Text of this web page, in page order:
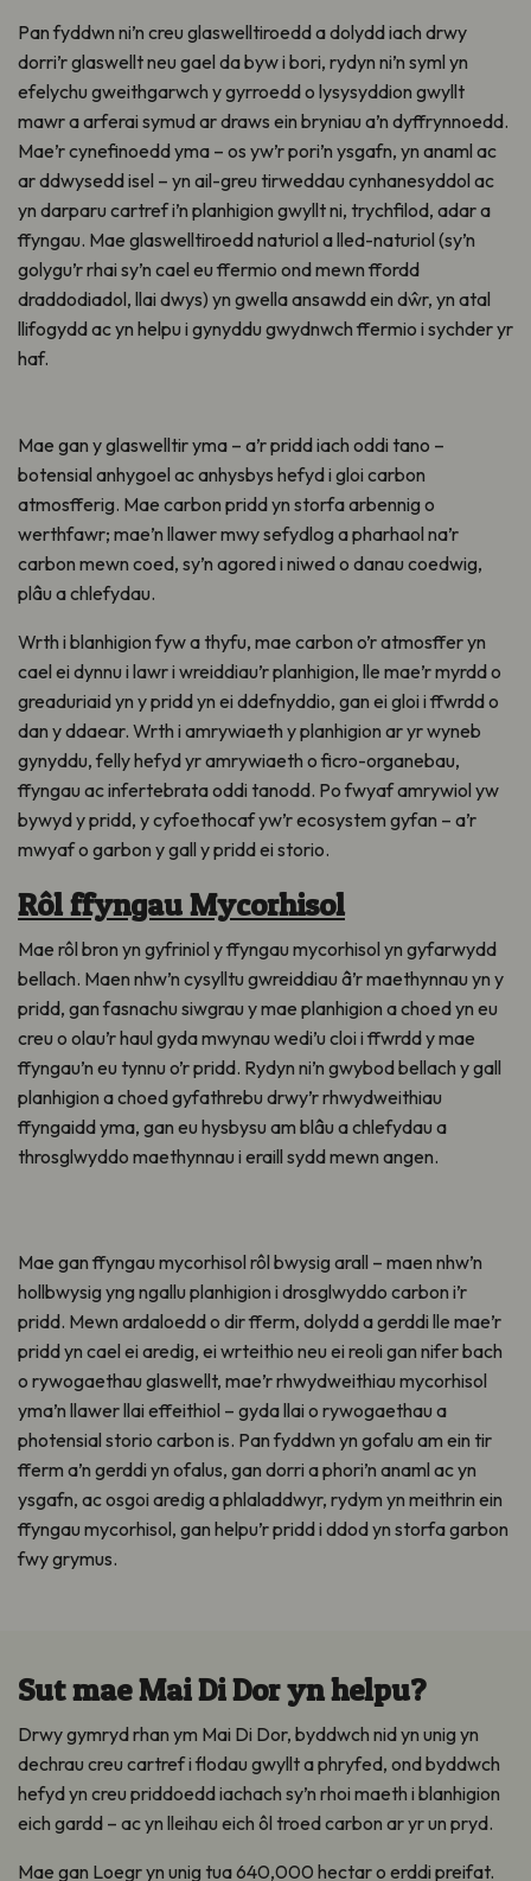
Pan fyddwn ni’n creu glaswelltiroedd a dolydd iach drwy
dorri’r glaswellt neu gael da byw i bori, rydyn ni’n syml yn
efelychu gweithgarwch y gyrroedd o lysysyddion gwyllt
mawr a arferai symud ar draws ein bryniau a’n dyffrynnoedd.
Mae’r cynefinoedd yma – os yw’r pori’n ysgafn, yn anaml ac
ar ddwysedd isel – yn ail-greu tirweddau cynhanesyddol ac
yn darparu cartref i’n planhigion gwyllt ni, trychfilod, adar a
ffyngau. Mae glaswelltiroedd naturiol a lled-naturiol (sy’n
golygu’r rhai sy’n cael eu ffermio ond mewn ffordd
draddodiadol, llai dwys) yn gwella ansawdd ein dŵr, yn atal
llifogydd ac yn helpu i gynyddu gwydnwch ffermio i sychder yr
haf.
Mae gan y glaswelltir yma – a’r pridd iach oddi tano –
botensial anhygoel ac anhysbys hefyd i gloi carbon
atmosfferig. Mae carbon pridd yn storfa arbennig o
werthfawr; mae’n llawer mwy sefydlog a pharhaol na’r
carbon mewn coed, sy’n agored i niwed o danau coedwig,
plâu a chlefydau.
Wrth i blanhigion fyw a thyfu, mae carbon o’r atmosffer yn
cael ei dynnu i lawr i wreiddiau’r planhigion, lle mae’r myrdd o
greaduriaid yn y pridd yn ei ddefnyddio, gan ei gloi i ffwrdd o
dan y ddaear. Wrth i amrywiaeth y planhigion ar yr wyneb
gynyddu, felly hefyd yr amrywiaeth o ficro-organebau,
ffyngau ac infertebrata oddi tanodd. Po fwyaf amrywiol yw
bywyd y pridd, y cyfoethocaf yw’r ecosystem gyfan – a’r
mwyaf o garbon y gall y pridd ei storio.
Rôl ffyngau Mycorhisol
Mae rôl bron yn gyfriniol y ffyngau mycorhisol yn gyfarwydd
bellach. Maen nhw’n cysylltu gwreiddiau â’r maethynnau yn y
pridd, gan fasnachu siwgrau y mae planhigion a choed yn eu
creu o olau’r haul gyda mwynau wedi’u cloi i ffwrdd y mae
ffyngau’n eu tynnu o’r pridd. Rydyn ni’n gwybod bellach y gall
planhigion a choed gyfathrebu drwy’r rhwydweithiau
ffyngaidd yma, gan eu hysbysu am blâu a chlefydau a
throsglwyddo maethynnau i eraill sydd mewn angen.
Mae gan ffyngau mycorhisol rôl bwysig arall – maen nhw’n
hollbwysig yng ngallu planhigion i drosglwyddo carbon i’r
pridd. Mewn ardaloedd o dir fferm, dolydd a gerddi lle mae’r
pridd yn cael ei aredig, ei wrteithio neu ei reoli gan nifer bach
o rywogaethau glaswellt, mae’r rhwydweithiau mycorhisol
yma’n llawer llai effeithiol – gyda llai o rywogaethau a
photensial storio carbon is. Pan fyddwn yn gofalu am ein tir
fferm a’n gerddi yn ofalus, gan dorri a phori’n anaml ac yn
ysgafn, ac osgoi aredig a phlaladdwyr, rydym yn meithrin ein
ffyngau mycorhisol, gan helpu’r pridd i ddod yn storfa garbon
fwy grymus.
Sut mae Mai Di Dor yn helpu?
Drwy gymryd rhan ym Mai Di Dor, byddwch nid yn unig yn
dechrau creu cartref i flodau gwyllt a phryfed, ond byddwch
hefyd yn creu priddoedd iachach sy’n rhoi maeth i blanhigion
eich gardd – ac yn lleihau eich ôl troed carbon ar yr un pryd.
Mae gan Loegr yn unig tua 640,000 hectar o erddi preifat.